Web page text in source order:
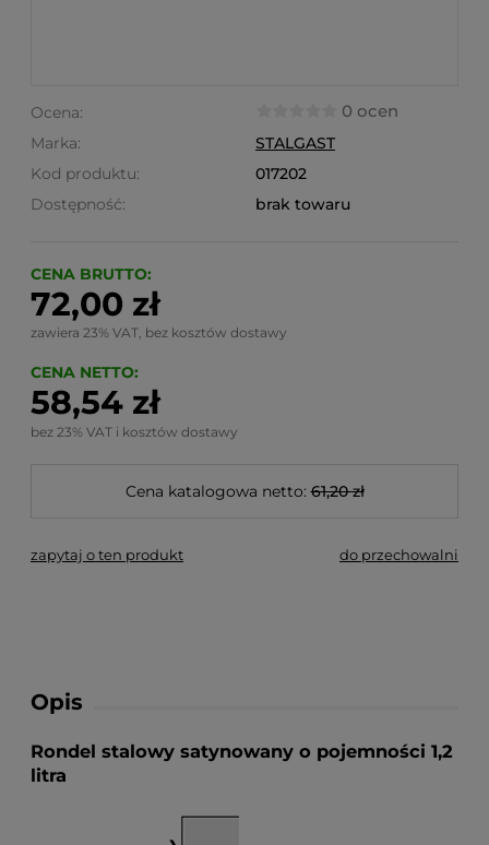
Ocena: 0 ocen
Marka:
STALGAST
Kod produktu:
017202
Dostępność:
brak towaru
CENA BRUTTO:
72,00 zł
zawiera 23% VAT, bez kosztów dostawy
CENA NETTO:
58,54 zł
bez 23% VAT i kosztów dostawy
Cena katalogowa netto: 61,20 zł
zapytaj o ten produkt do przechowalni
Opis
Rondel stalowy satynowany o pojemności 1,2
litra